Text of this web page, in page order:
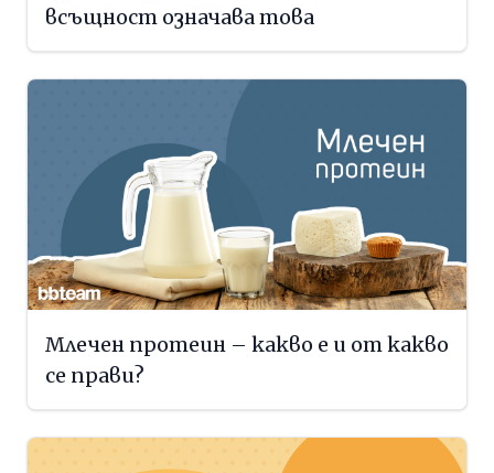
всъщност означава това
Млечен протеин – какво е и от какво
се прави?